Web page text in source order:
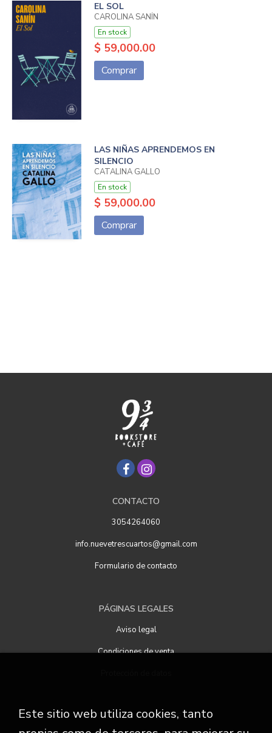
EL SOL
CAROLINA SANÍN
En stock
$ 59,000.00
Comprar
LAS NIÑAS APRENDEMOS EN
SILENCIO
CATALINA GALLO
En stock
$ 59,000.00
Comprar
CONTACTO
3054264060
info.nuevetrescuartos@gmail.com
Formulario de contacto
PÁGINAS LEGALES
Aviso legal
Condiciones de venta
ATENCIÓN AL CLIENTE
Este sitio web utiliza cookies, tanto